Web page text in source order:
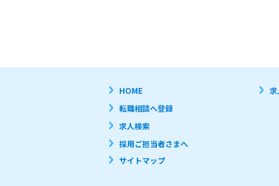
お客様氏名、生年月日、住所、電話
お預かりした個人情報は、利用目
・個人情報提供者の事前の書面によ
・個人情報提供者又は当該個人情
・法令等により開示が求められた場合
個人情報の取り扱いの全部又は一
う、当該第三者に対する必要かつ適
6.個人情報の「開示等の求め」に応
HOME
転職相談へ登録
求人検索
採用ご担当者さまへ
サイトマップ